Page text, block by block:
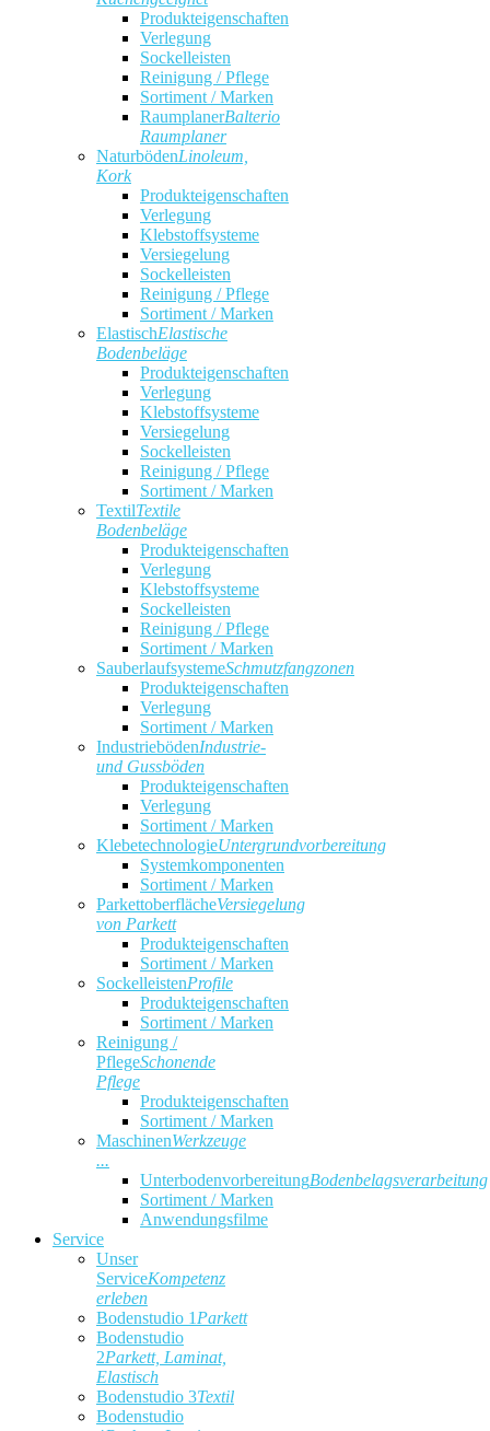
Produkteigenschaften
Verlegung
Sockelleisten
Reinigung / Pflege
Sortiment / Marken
RaumplanerBalterio
Raumplaner
NaturbödenLinoleum,
Kork
Produkteigenschaften
Verlegung
Klebstoffsysteme
Versiegelung
Sockelleisten
Reinigung / Pflege
Sortiment / Marken
ElastischElastische
Bodenbeläge
Produkteigenschaften
Verlegung
Klebstoffsysteme
Versiegelung
Sockelleisten
Reinigung / Pflege
Sortiment / Marken
TextilTextile
Bodenbeläge
Produkteigenschaften
Verlegung
Klebstoffsysteme
Sockelleisten
Reinigung / Pflege
Sortiment / Marken
SauberlaufsystemeSchmutzfangzonen
Produkteigenschaften
Verlegung
Sortiment / Marken
IndustriebödenIndustrie-
und Gussböden
Produkteigenschaften
Verlegung
Sortiment / Marken
KlebetechnologieUntergrundvorbereitung
Systemkomponenten
Sortiment / Marken
ParkettoberflächeVersiegelung
von Parkett
Produkteigenschaften
Sortiment / Marken
SockelleistenProfile
Produkteigenschaften
Sortiment / Marken
Reinigung /
PflegeSchonende
Pflege
Produkteigenschaften
Sortiment / Marken
MaschinenWerkzeuge
...
UnterbodenvorbereitungBodenbelagsverarbeitung
Sortiment / Marken
Anwendungsfilme
Service
Unser
ServiceKompetenz
erleben
Bodenstudio 1 Parkett
Bodenstudio
2Parkett, Laminat,
Elastisch
Bodenstudio 3Textil
Bodenstudio